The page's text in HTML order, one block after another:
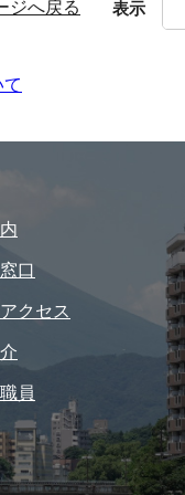
ジへ戻る 表示
口
クセス
員